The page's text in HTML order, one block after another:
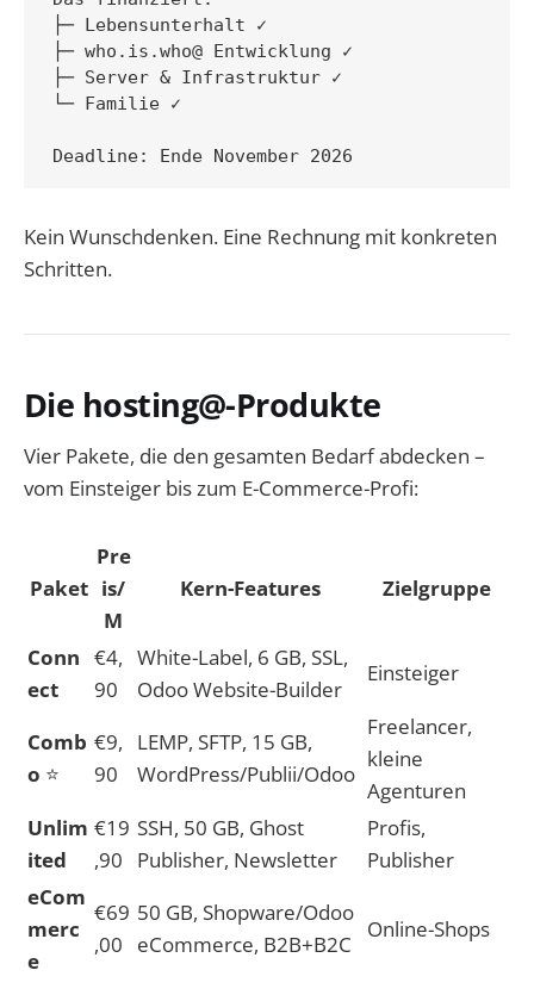
├─ Lebensunterhalt ✓
├─ who.is.who@ Entwicklung ✓
├─ Server & Infrastruktur ✓
└─ Familie ✓
Kein Wunschdenken. Eine Rechnung mit konkreten
Schritten.
Die hosting@-Produkte
Vier Pakete, die den gesamten Bedarf abdecken –
vom Einsteiger bis zum E-Commerce-Profi:
Paket
Pre
is/
M
Kern-Features Zielgruppe
Conn
ect
€4,
90
White-Label, 6 GB, SSL,
Odoo Website-Builder
Einsteiger
Comb
o ⭐
€9,
90
LEMP, SFTP, 15 GB,
WordPress/Publii/Odoo
Freelancer,
kleine
Agenturen
Unlim
ited
€19
,90
SSH, 50 GB, Ghost
Publisher, Newsletter
Profis,
Publisher
eCom
merc
e
€69
,00
50 GB, Shopware/Odoo
eCommerce, B2B+B2C
Online-Shops